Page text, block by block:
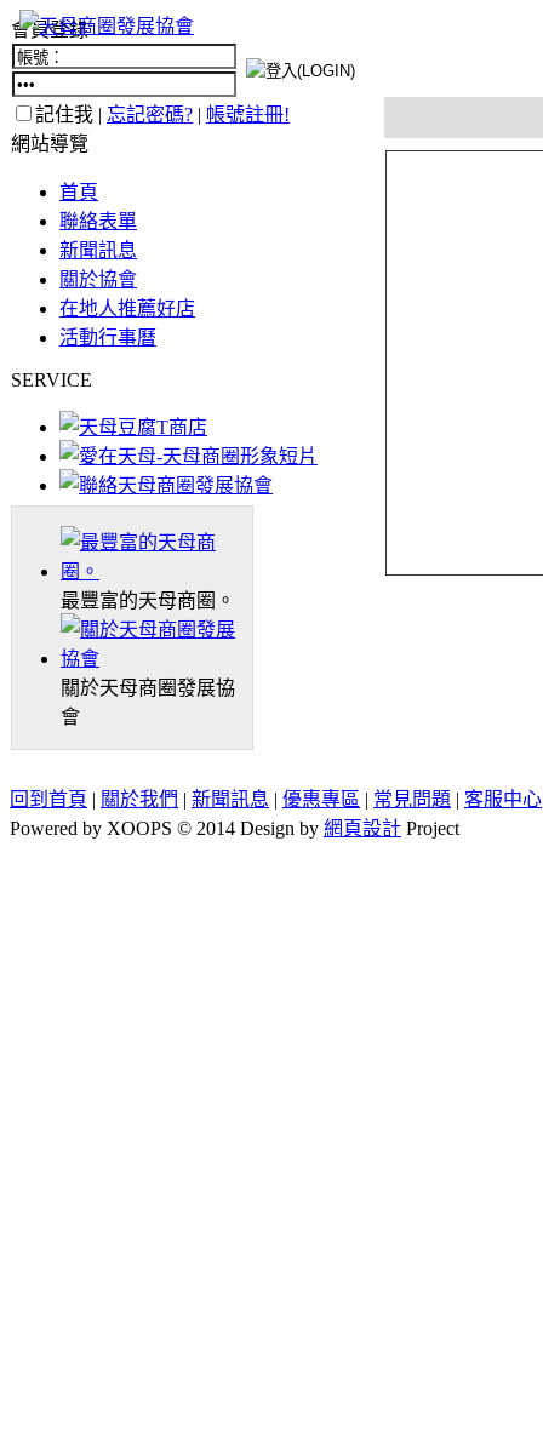
會員登錄
記住我 | 忘記密碼? | 帳號註冊!
網站導覽
首頁
聯絡表單
新聞訊息
關於協會
在地人推薦好店
活動行事曆
SERVICE
最豐富的天母商圈。
關於天母商圈發展協
會
回到首頁 | 關於我們 | 新聞訊息 | 優惠專區 | 常見問題 | 客服中心
Powered by XOOPS © 2014 Design by 網頁設計 Project